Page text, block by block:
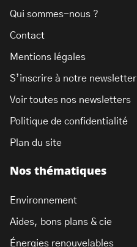
Nos thématiques
Environnement
Aides, bons plans & cie
Énergies renouvelables
Qui sommes-nous ?
Contact
Mentions légales
S’inscrire à notre newsletter
Voir toutes nos newsletters
Politique de confidentialité
Plan du site